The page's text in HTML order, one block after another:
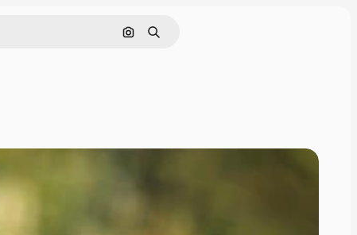
Поиск по изображению
Поиск